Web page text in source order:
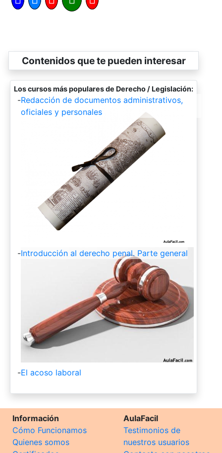
Contenidos que te pueden interesar
Los cursos más populares de Derecho / Legislación:
-Redacción de documentos administrativos,
oficiales y personales
-Introducción al derecho penal. Parte general
-El acoso laboral
Información
Cómo Funcionamos
Quienes somos
AulaFacil
Testimonios de
nuestros usuarios